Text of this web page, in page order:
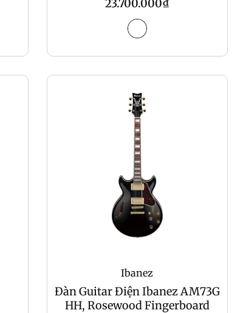
price
23.700.000₫
Ibanez
Đàn Guitar Điện Ibanez AM73G
HH, Rosewood Fingerboard